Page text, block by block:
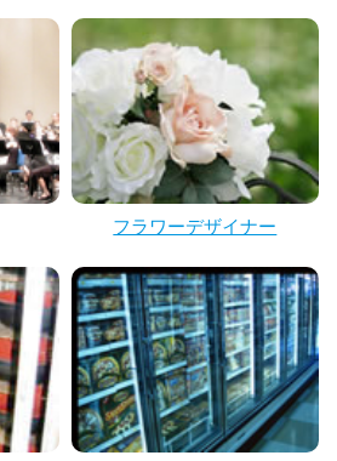
フラワーデザイナー